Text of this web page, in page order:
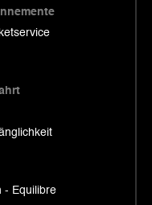
- Equilibre